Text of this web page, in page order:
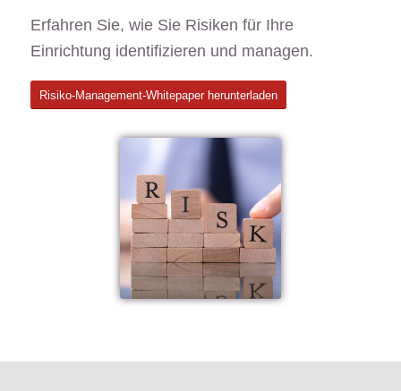
Erfahren Sie, wie Sie Risiken für Ihre
Einrichtung identifizieren und managen.
Risiko-Management-Whitepaper herunterladen